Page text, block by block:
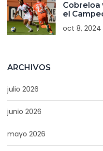
Cobreloa
el
oct 8, 2024
ARCHIVOS
julio 2026
junio 2026
mayo 2026